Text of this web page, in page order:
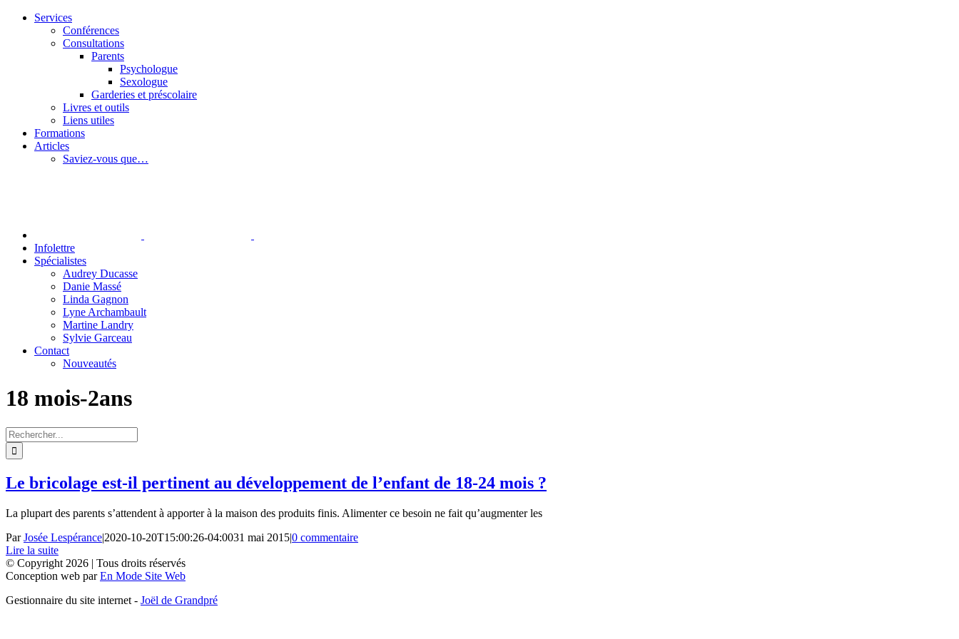
Passer
Services
Conférences
Consultations
Parents
Psychologue
Sexologue
Garderies et préscolaire
Livres et outils
Liens utiles
Formations
Articles
Saviez-vous que…
Infolettre
Spécialistes
Audrey Ducasse
Danie Massé
Linda Gagnon
Lyne Archambault
Martine Landry
Sylvie Garceau
Contact
Nouveautés
18 mois-2ans
Rechercher:
Le bricolage est-il pertinent au développement de l’enfant de 18-24 mois ?
La plupart des parents s’attendent à apporter à la maison des produits finis. Alimenter ce besoin ne fait qu’augmenter les
ParJosée Lespérance|2020-10-20T15:00:26-04:0031 mai 2015|0 commentaire
Lire la suite
© Copyright 2026 | Tous droits réservés
Conception web parEn Mode Site Web
Gestionnaire du site internet - Joël de Grandpré